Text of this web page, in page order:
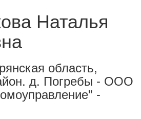
Наталья
область,
д. Погребы - ООО
-